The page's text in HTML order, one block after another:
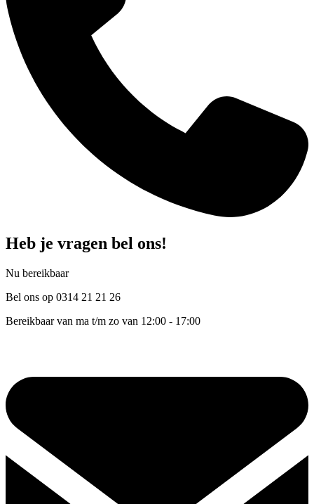
Heb je vragen bel ons!
Nu bereikbaar
Bel ons op 0314 21 21 26
Bereikbaar van ma t/m zo van 12:00 - 17:00